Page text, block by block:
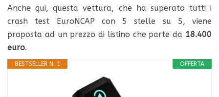
Anche qui, questa vettura, che ha superato tutti i
crash test EuroNCAP con 5 stelle su 5, viene
proposta ad un prezzo di listino che parte da 18.400
euro.
OFFERTA
BESTSELLER N. 1